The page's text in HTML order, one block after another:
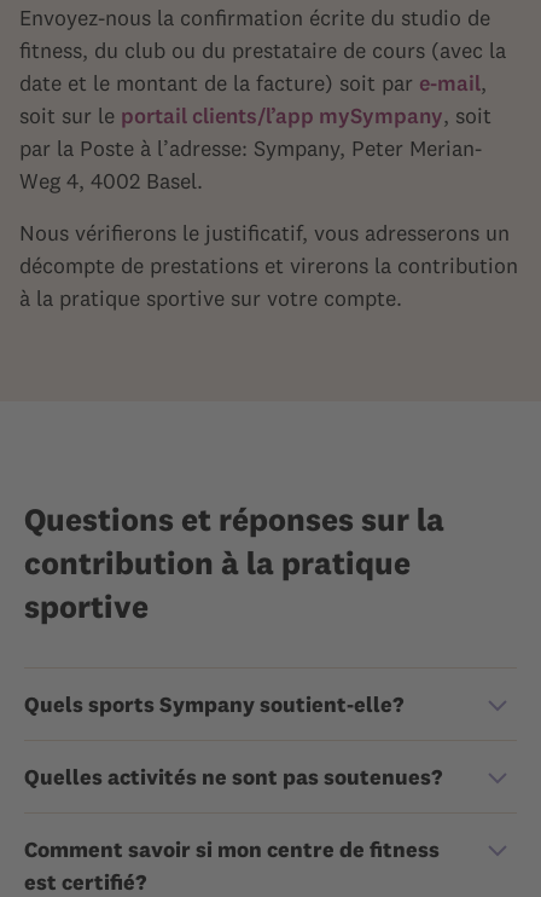
Envoyez-nous la confirmation écrite du studio de
fitness, du club ou du prestataire de cours (avec la
date et le montant de la facture) soit par e-mail,
soit sur le portail clients/l’app mySympany, soit
par la Poste à l’adresse: Sympany, Peter Merian-
Weg 4, 4002 Basel.
Nous vérifierons le justificatif, vous adresserons un
décompte de prestations et virerons la contribution
à la pratique sportive sur votre compte.
Questions et réponses sur la
contribution à la pratique
sportive
Quels sports Sympany soutient-elle?
Quelles activités ne sont pas soutenues?
Comment savoir si mon centre de fitness
est certifié?